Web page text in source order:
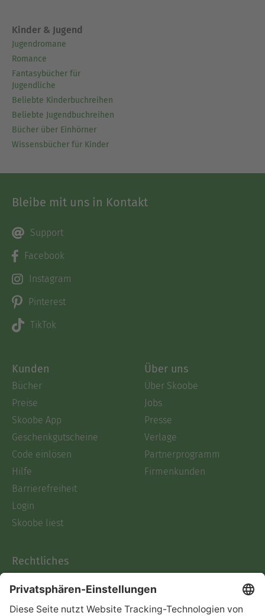
Kinder & Jugend
Jugendromane
Romance
Fantasybücher für
Jugendliche
Beliebte Kinderbuchreihen
Beliebte Jugendbuchreihen
Bücher über Einhörner
Wissensbücher für Kinder
Bleibe mit uns in Kontakt
Support
Facebook
Instagram
Pinterest
TikTok
Kunden
Bücher
Preise
Skoobe App
Geschenkgutscheine
Code einlösen
Hilfe
Barrierefreiheit
Login
Skoobe liest
Über uns
Über Skoobe
Jobs
Presse
Verlage
Partnerprogramm
Firmenkunden
Rechtliches
AGB
Informationen nach Data